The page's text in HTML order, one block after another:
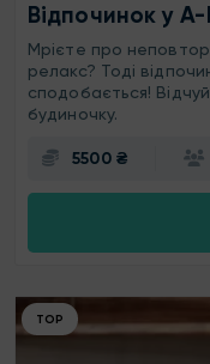
Відпочинок у
Мрієте про
релакс? Тоді
сподобається!
будиночку.
5500 ₴
ТОР